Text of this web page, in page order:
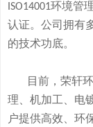
ISO14001环境管
认证。公司拥有
的技术功底。
目前，荣轩
理、机加工、电
户提供高效、环